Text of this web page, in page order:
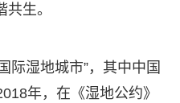
生。
际湿地城市”，其中中国
年，在《湿地公约》